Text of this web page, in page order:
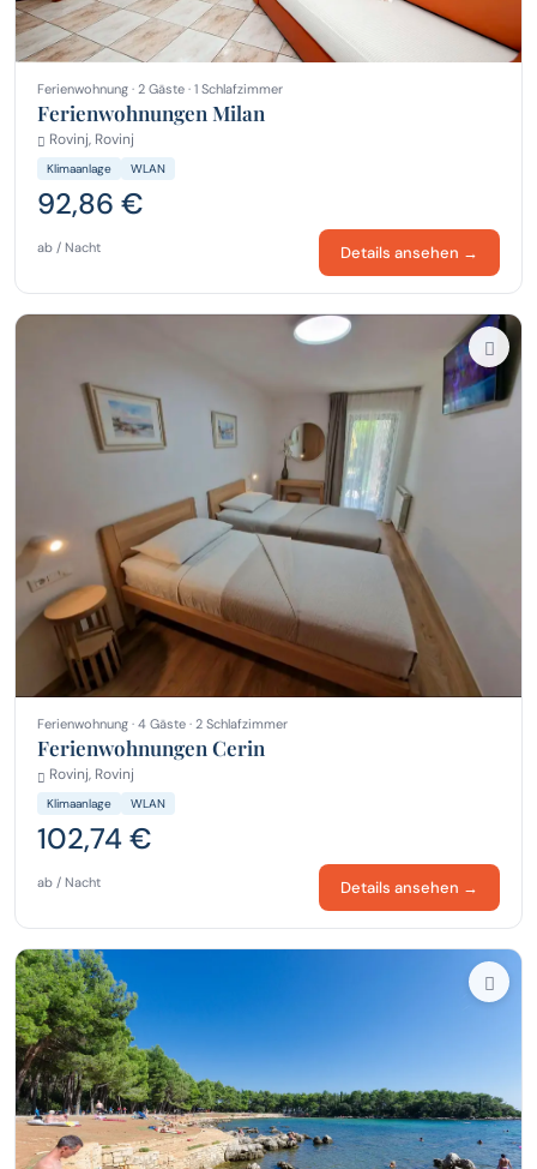
Ferienwohnung · 2 Gäste · 1 Schlafzimmer
Ferienwohnungen Milan
Rovinj, Rovinj
Klimaanlage WLAN
92,86 €
ab / Nacht Details ansehen →
Ferienwohnung · 4 Gäste · 2 Schlafzimmer
Ferienwohnungen Cerin
Rovinj, Rovinj
Klimaanlage WLAN
102,74 €
ab / Nacht Details ansehen →